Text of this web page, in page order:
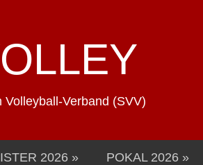
Verband (SVV)
2026 POKAL 2026